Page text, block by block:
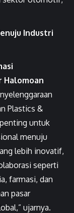
Industri
Halomoan
Plastics &
untuk
menuju
lebih inovatif,
seperti
farmasi, dan
pasar
ujarnya.